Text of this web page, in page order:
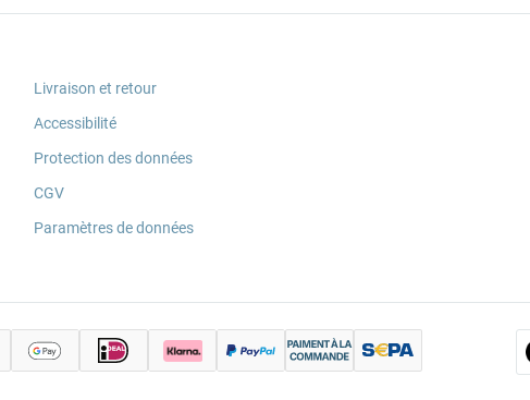
Livraison et retour
Accessibilité
Protection des données
CGV
Paramètres de données